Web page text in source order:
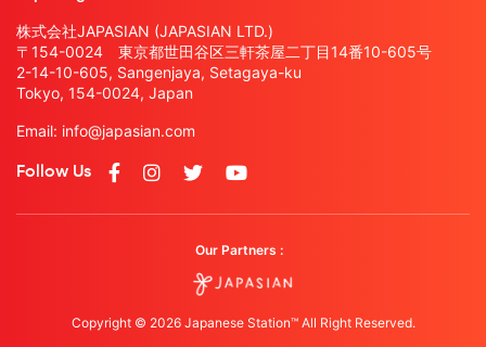
株式会社JAPASIAN (JAPASIAN LTD.)
〒154-0024 東京都世田谷区三軒茶屋二丁目14番10-605号
2-14-10-605, Sangenjaya, Setagaya-ku
Tokyo, 154-0024, Japan
Email: info@japasian.com
Follow Us
Our Partners :
Copyright © 2026 Japanese Station™ All Right Reserved.